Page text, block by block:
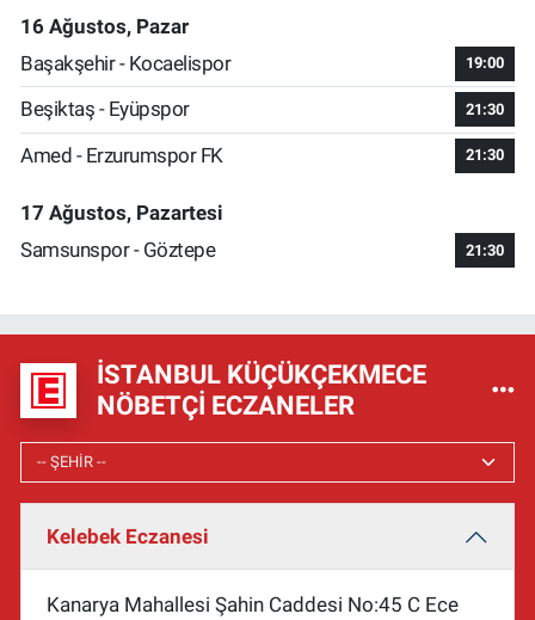
16 Ağustos, Pazar
Başakşehir - Kocaelispor
19:00
Beşiktaş - Eyüpspor 21:30
Amed - Erzurumspor FK 21:30
17 Ağustos, Pazartesi
Samsunspor - Göztepe
21:30
İSTANBUL KÜÇÜKÇEKMECE
NÖBETÇI ECZANELER
Kelebek Eczanesi
Kanarya Mahallesi Şahin Caddesi No:45 C Ece